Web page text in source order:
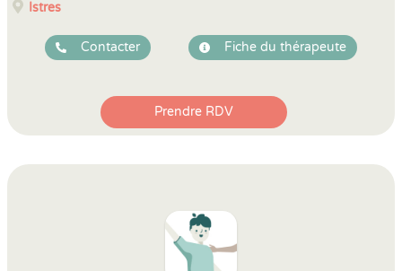
Istres
Contacter Fiche du thérapeute
Prendre RDV